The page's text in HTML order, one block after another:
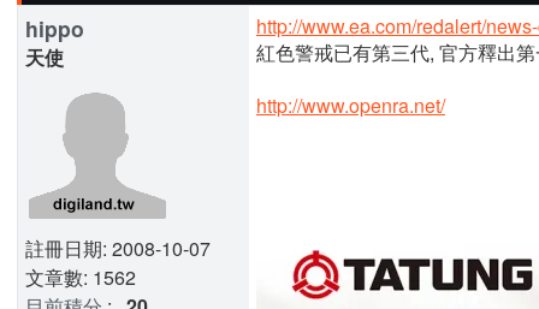
hippo
天使
註冊日期: 2008-10-07
文章數: 1562
http://www.ea.com/redalert/
紅色警戒已有第三代, 官方釋出
http://www.openra.net/